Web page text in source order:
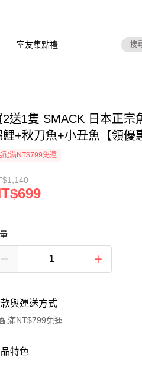
室友集點禮
2送1隻 SMACK 日本正宗
鯉+秋刀魚+小丑魚【領優
配滿NT$799免運
與運送方式
滿NT$799免運
款方式
特色